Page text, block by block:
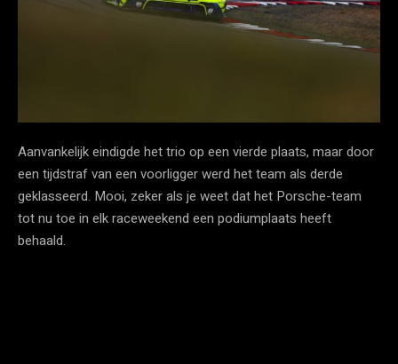
Aanvankelijk eindigde het trio op een vierde plaats, maar door
een tijdstraf van een voorligger werd het team als derde
geklasseerd. Mooi, zeker als je weet dat het Porsche-team
tot nu toe in elk raceweekend een podiumplaats heeft
behaald.